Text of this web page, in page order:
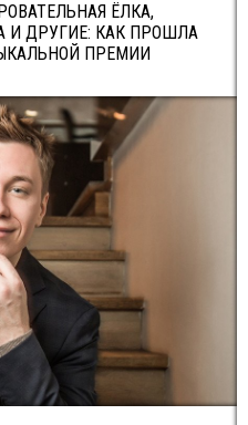
ЁЛКА,
И ДРУГИЕ: КАК ПРОШЛА
ПРЕМИИ